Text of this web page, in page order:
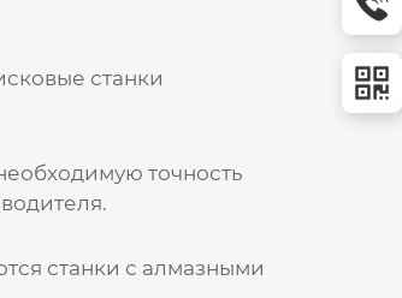
станки
точность
станки с алмазными